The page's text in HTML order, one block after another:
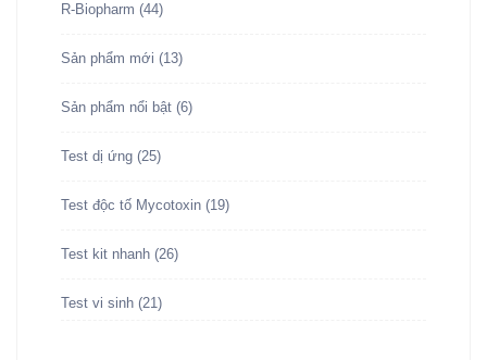
R-Biopharm (44)
Sản phẩm mới (13)
Sản phẩm nổi bật (6)
Test dị ứng (25)
Test độc tố Mycotoxin (19)
Test kit nhanh (26)
Test vi sinh (21)